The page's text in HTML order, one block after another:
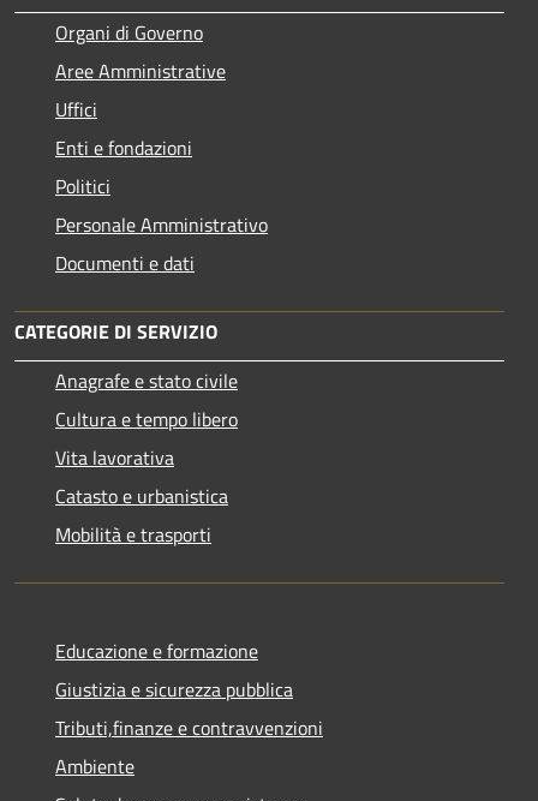
Organi di Governo
Aree Amministrative
Uffici
Enti e fondazioni
Politici
Personale Amministrativo
Documenti e dati
CATEGORIE DI SERVIZIO
Anagrafe e stato civile
Cultura e tempo libero
Vita lavorativa
Catasto e urbanistica
Mobilità e trasporti
Educazione e formazione
Giustizia e sicurezza pubblica
Tributi,finanze e contravvenzioni
Ambiente